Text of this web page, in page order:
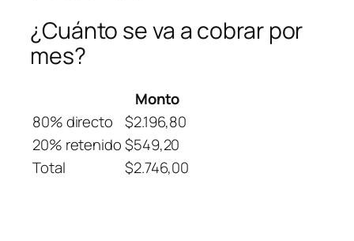
¿Cuánto se va a cobrar por
mes?
Monto
80% directo
$2.196,80
20% retenido$549,20
Total
$2.746,00